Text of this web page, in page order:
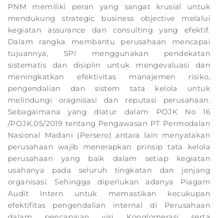
PNM memiliki peran yang sangat krusial untuk
mendukung strategic business objective melalui
kegiatan assurance dan consulting yang efektif.
Dalam rangka membantu perusahaan mencapai
tujuannya, SPI menggunakan pendekatan
sistematis dan disiplin untuk mengevaluasi dan
meningkatkan efektivitas manajemen risiko,
pengendalian dan sistem tata kelola untuk
melindungi oragnisasi dan reputasi perusahaan.
Sebagaimana yang diatur dalam POJK No 16
/POJK.05/2019 tentang Pengawasan PT Permodalan
Nasional Madani (Persero) antara lain menyatakan
perusahaan wajib menerapkan prinsip tata kelola
perusahaan yang baik dalam setiap kegiatan
usahanya pada seluruh tingkatan dan jenjang
organisasi. Sehingga diperlukan adanya Piagam
Audit Intern untuk memastikan kecukupan
efektifitas pengendalian internal di Perusahaan